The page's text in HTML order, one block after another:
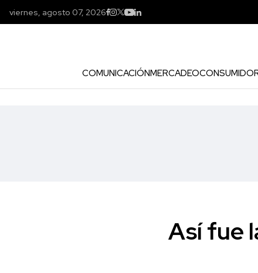
viernes, agosto 07, 2026
COMUNICACIÓNMERCADEO
Así fue